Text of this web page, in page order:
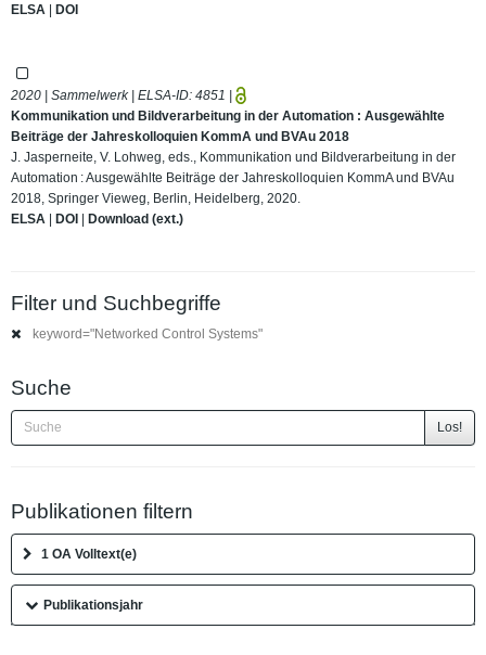
ELSA | DOI
2020 | Sammelwerk | ELSA-ID: 4851 |
Kommunikation und Bildverarbeitung in der Automation : Ausgewählte
Beiträge der Jahreskolloquien KommA und BVAu 2018
J. Jasperneite, V. Lohweg, eds., Kommunikation und Bildverarbeitung in der
Automation : Ausgewählte Beiträge der Jahreskolloquien KommA und BVAu
2018, Springer Vieweg, Berlin, Heidelberg, 2020.
ELSA | DOI | Download (ext.)
Filter und Suchbegriffe
keyword="Networked Control Systems"
Suche
Los!
Publikationen filtern
1 OA Volltext(e)
Publikationsjahr